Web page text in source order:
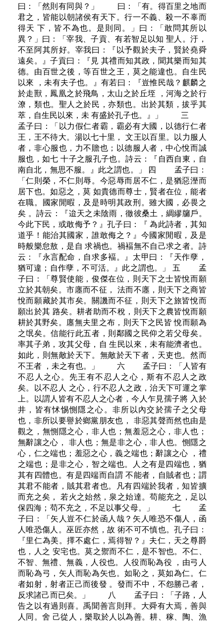
曰：「然則有同與？」 曰：「有。得百里之地而
君之，皆能以朝諸侯有天下。行一不義、殺一不辜而
得天 下，皆不為也。是則同。」曰：「敢問其所以
異？」曰：「宰我、子貢、有若智足以知 聖人。汙，
不至阿其所好。宰我曰：『以予觀於夫子，賢於堯舜
遠矣。』子貢曰：『見 其禮而知其政，聞其樂而知其
德。由百世之後，等百世之王，莫之能違也。自生民
以來 ，未有夫子也。』有若曰：『豈惟民哉？麒麟之
於走獸，鳳凰之於飛鳥，太山之於丘垤 ，河海之於行
潦，類也。聖人之於民，亦類也。出於其類，拔乎其
萃，自生民以來，未 有盛於孔子也。』」 三
孟子曰：「以力假仁者霸，霸必有大國，以德行仁者
王，王不待大。湯以七十里， 文王以百里。以力服人
者，非心服也，力不贍也；以德服人者，中心悅而誠
服也，如七 十子之服孔子也。詩云：『自西自東，自
南自北，無思不服。』此之謂也。」 四 孟子曰：
「仁則榮，不仁則辱。今惡辱而居不仁，是猶惡溼而
居下也。如惡之，莫 如貴德而尊士，賢者在位，能者
在職。國家閒暇，及是時明其政刑。雖大國，必畏之
矣 。詩云：『迨天之未陰雨，徹彼桑土，綢繆牖戶。
今此下民，或敢侮予？』孔子曰：『 為此詩者，其知
道乎！能治其國家，誰敢侮之？』今國家閒暇，及是
時般樂怠敖，是自 求禍也。禍褔無不自己求之者。詩
云：『永言配命，自求多褔。』太甲曰：『天作孽，
猶可違；自作孽，不可活。』此之謂也。」 五 孟
子曰：「尊賢使能，俊傑在位，則天下之士皆悅而願
立於其朝矣。市廛而不征， 法而不廛，則天下之商皆
悅而願藏於其市矣。關譏而不征，則天下之旅皆悅而
願出於其 路矣。耕者助而不稅，則天下之農皆悅而願
耕於其野矣。廛無夫里之布，則天下之民皆 悅而願為
之氓矣。信能行此五者，則鄰國之民仰之若父母矣。
率其子弟，攻其父母，自 生民以來，未有能濟者也。
如此，則無敵於天下。無敵於天下者，天吏也。然而
不王者 ，未之有也。」 六 孟子曰：「人皆有
不忍人之心。先王有不忍人之心，斯有不忍人之政
矣。以不忍人 之心，行不忍人之政，治天下可運之掌
上。以謂人皆有不忍人之心者，今人乍見孺子將 入於
井，皆有怵惕惻隱之心。非所以內交於孺子之父母
也，非所以要譽於鄉黨朋友也， 非惡其聲而然也由是
觀之，無惻隱之心，非人也；無羞惡之心，非人也；
無辭讓之心， 非人也；無是非之心，非人也。惻隱之
心，仁之端也；羞惡之心，義之端也；辭讓之心 ，禮
之端也；是非之心，智之端也。人之有是四端也，猶
其有四體也。有是四端而自謂 不能者，自賊者也；謂
其君不能者，賊其君者也。凡有四端於我者，知皆擴
而充之矣， 若火之始然，泉之始達。苟能充之，足以
保四海；苟不充之，不足以事父母。」 七 孟
子曰：「矢人豈不仁於函人哉？矢人唯恐不傷人，函
人唯恐傷人。巫匠亦然，故 術不可不慎也。孔子曰：
『里仁為美。擇不處仁，焉得智？』夫仁，天之尊爵
也，人之 安宅也。莫之禦而不仁，是不智也。不仁、
不智、無禮、無義，人役也。人役而恥為役 ，由弓人
而恥為弓，矢人而恥為矢也。如恥之，莫如為仁。仁
者如射，射者正己而後發 。發而不中，不怨勝己者，
反求諸己而已矣。」 八 孟子曰：「子路，人
告之以有過則喜。禹聞善言則拜。大舜有大焉，善與
人同。舍 己從人，樂取於人以為善。耕、稼、陶、漁